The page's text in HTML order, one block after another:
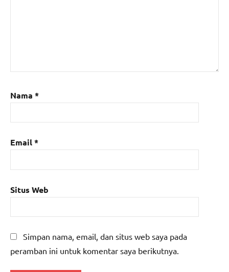
Nama *
Email*
Situs Web
Simpan nama, email, dan situs web saya pada
peramban ini untuk komentar saya berikutnya.